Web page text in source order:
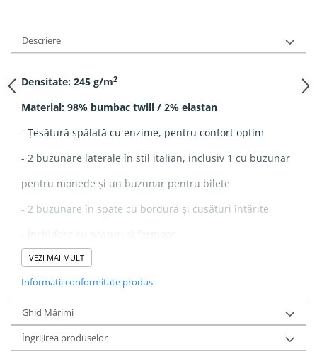
Descriere
Densitate: 245 g/m2
Material: 98% bumbac twill / 2% elastan
- Țesătură spălată cu enzime, pentru confort optim
- 2 buzunare laterale în stil italian, inclusiv 1 cu buzunar
pentru monede și un buzunar pentru bilete
- 2 buzunare în spate cu bordură și cusături întărite
- Închidere cu nasturi și fermoar
- Bandă de talie cu găici pentru curea
- Stil modern
- Acest produs a fost tratat special și pare învechit în mod
intenționat. Acest proces de fabricație are ca rezultat
VEZI MAI MULT
Informatii conformitate produs
Ghid Mărimi
Îngrijirea produselor